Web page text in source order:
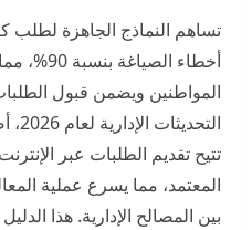
تساهم النماذج الجاهزة لطلب
أخطاء
المواطنين ويضمن قبول
تتيح تقديم الطلبات عبر
المعتمد، مما يسرع عملية
بين المصالح الإدارية. هذا